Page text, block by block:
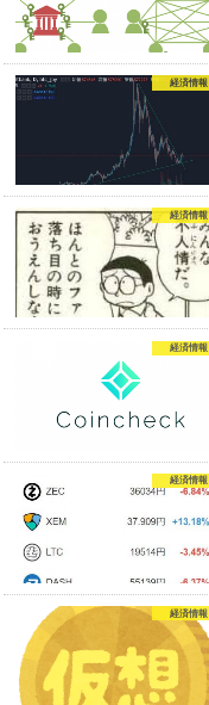
経済情報
経済情報
経済情報
経済情報
経済情報